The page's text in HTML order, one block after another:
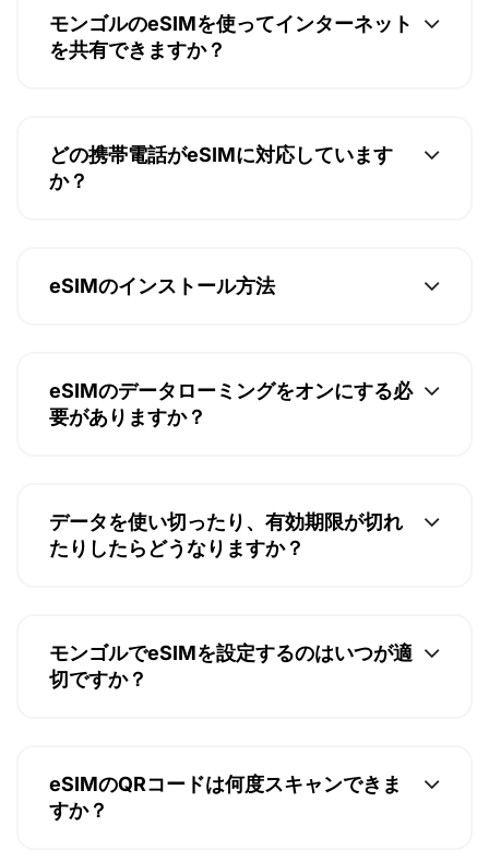
モンゴルのeSIMを使ってインターネット
を共有できますか？
どの携帯電話がeSIMに対応しています
か？
eSIMのインストール方法
eSIMのデータローミングをオンにする必
要がありますか？
データを使い切ったり、有効期限が切れ
たりしたらどうなりますか？
モンゴルでeSIMを設定するのはいつが適
切ですか？
eSIMのQRコードは何度スキャンできま
すか？